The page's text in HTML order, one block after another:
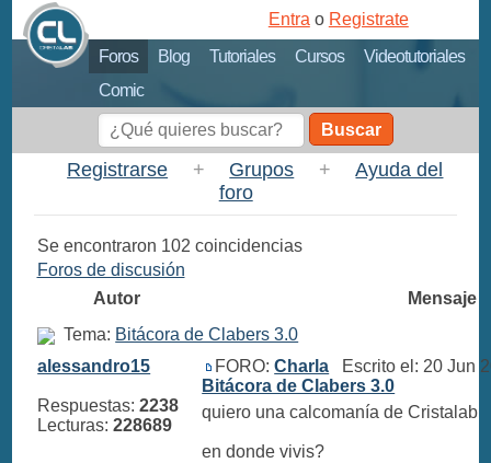
Foros Blog Tutoriales Cursos
Videotutoriales
Comic
Entra o Registrate
Buscar
Registrarse + Grupos +
Ayuda del
foro
Se encontraron 102 coincidencias
Foros de discusión
Autor
Mensaje
Tema: Bitácora de Clabers 3.0
alessandro15
Respuestas:2238
Lecturas:228689
FORO:Charla Escrito el: 20 Jun
Bitácora de Clabers 3.0
quiero una calcomanía de Cristalab
en donde vivis?